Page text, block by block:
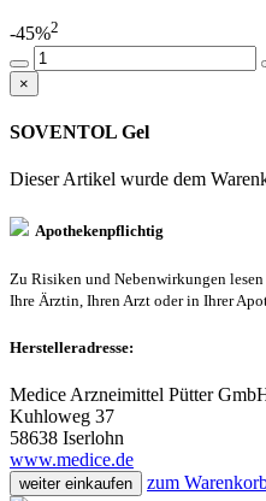
-45%2
×
SOVENTOL Gel
Dieser Artikel wurde dem
Apothekenpflichtig
Zu Risiken und Nebenwirkungen
Ihre Ärztin, Ihren Arzt oder in Ihrer
Herstelleradresse:
Medice Arzneimittel Pütter
Kuhloweg 37
58638 Iserlohn
www.medice.de
weiter einkaufen zum